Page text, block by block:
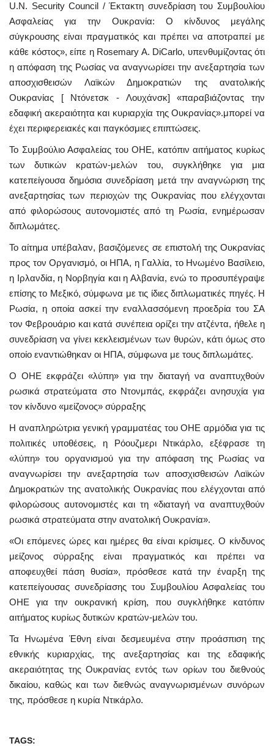
U.N. Security Council / Έκτακτη συνεδρίαση του Συμβουλίου
Ασφαλείας για την Ουκρανία: Ο κίνδυνος μεγάλης
σύγκρουσης είναι πραγματικός και πρέπει να αποτραπεί με
κάθε κόστος», είπε η Rosemary A. DiCarlo, υπενθυμίζοντας ότι
η απόφαση της Ρωσίας να αναγνωρίσει την ανεξαρτησία των
αποσχισθεισών Λαϊκών Δημοκρατιών της ανατολικής
Ουκρανίας [ Ντόνετσκ - Λουχάνσκ] «παραβιάζοντας την
εδαφική ακεραιότητα και κυριαρχία της Ουκρανίας».μπορεί να
έχει περιφερειακές και παγκόσμιες επιπτώσεις.
Το Συμβούλιο Ασφαλείας του ΟΗΕ, κατόπιν αιτήματος κυρίως
των δυτικών κρατών-μελών του, συγκλήθηκε για μια
κατεπείγουσα δημόσια συνεδρίαση μετά την αναγνώριση της
ανεξαρτησίας των περιοχών της Ουκρανίας που ελέγχονται
από φιλορώσους αυτονομιστές από τη Ρωσία, ενημέρωσαν
διπλωμάτες.
Το αίτημα υπέβαλαν, βασιζόμενες σε επιστολή της Ουκρανίας
προς τον Οργανισμό, οι ΗΠΑ, η Γαλλία, το Ηνωμένο Βασίλειο,
η Ιρλανδία, η Νορβηγία και η Αλβανία, ενώ το προσυπέγραψε
επίσης το Μεξικό, σύμφωνα με τις ίδιες διπλωματικές πηγές. Η
Ρωσία, η οποία ασκεί την εναλλασσόμενη προεδρία του ΣΑ
τον Φεβρουάριο και κατά συνέπεια ορίζει την ατζέντα, ήθελε η
συνεδρίαση να γίνει κεκλεισμένων των θυρών, κάτι όμως στο
οποίο εναντιώθηκαν οι ΗΠΑ, σύμφωνα με τους διπλωμάτες.
Ο ΟΗΕ εκφράζει «λύπη» για την διαταγή να αναπτυχθούν
ρωσικά στρατεύματα στο Ντονμπάς, εκφράζει ανησυχία για
τον κίνδυνο «μείζονος» σύρραξης
Η αναπληρώτρια γενική γραμματέας του ΟΗΕ αρμόδια για τις
πολιτικές υποθέσεις, η Ρόουζμερι Ντικάρλο, εξέφρασε τη
«λύπη» του οργανισμού για την απόφαση της Ρωσίας να
αναγνωρίσει την ανεξαρτησία των αποσχισθεισών Λαϊκών
Δημοκρατιών της ανατολικής Ουκρανίας που ελέγχονται από
φιλορώσους αυτονομιστές και τη «διαταγή να αναπτυχθούν
ρωσικά στρατεύματα στην ανατολική Ουκρανία».
«Οι επόμενες ώρες και ημέρες θα είναι κρίσιμες. Ο κίνδυνος
μείζονος σύρραξης είναι πραγματικός και πρέπει να
αποφευχθεί πάση θυσία», πρόσθεσε κατά την έναρξη της
κατεπείγουσας συνεδρίασης του Συμβουλίου Ασφαλείας του
ΟΗΕ για την ουκρανική κρίση, που συγκλήθηκε κατόπιν
αιτήματος κυρίως δυτικών κρατών-μελών του.
Τα Ηνωμένα Έθνη είναι δεσμευμένα στην προάσπιση της
εθνικής κυριαρχίας, της ανεξαρτησίας και της εδαφικής
ακεραιότητας της Ουκρανίας εντός των ορίων του διεθνούς
δικαίου, καθώς και των διεθνώς αναγνωρισμένων συνόρων
της, πρόσθεσε η κυρία Ντικάρλο.
TAGS: